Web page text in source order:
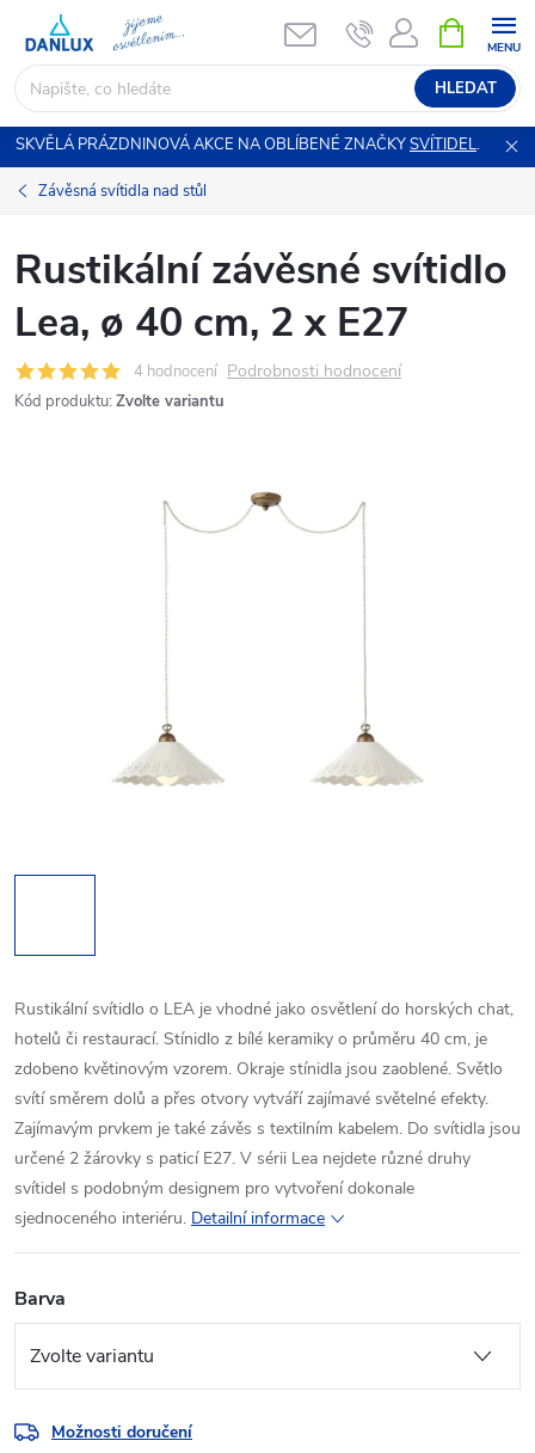
obsah
HLEDAT
NÁKUPNÍ
KOŠÍK
SKVĚLÁ PRÁZDNINOVÁ AKCE NA OBLÍBENÉ ZNAČKYSVÍTIDEL.
Závěsná svítidla nad stůl
Rustikální závěsné svítidlo
Lea, ø 40 cm, 2 x E27
4 hodnocení Podrobnosti hodnocení
Kód produktu: Zvolte variantu
Rustikální svítidlo o LEA je vhodné jako osvětlení do horských chat,
hotelů či restaurací. Stínidlo z bílé keramiky o průměru 40 cm, je
zdobeno květinovým vzorem. Okraje stínidla jsou zaoblené. Světlo
svítí směrem dolů a přes otvory vytváří zajímavé světelné efekty.
Zajímavým prvkem je také závěs s textilním kabelem. Do svítidla jsou
určené 2 žárovky s paticí E27. V sérii Lea nejdete různé druhy
svítidel s podobným designem pro vytvoření dokonale
sjednoceného interiéru. Detailní informace
Barva
Možnosti doručení